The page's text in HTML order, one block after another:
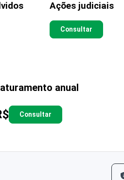
Ações judiciais
Consultar
anual
Consultar